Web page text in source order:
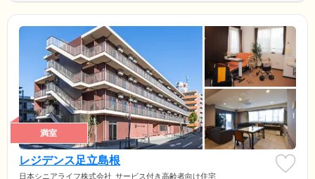
満室
レジデンス足立島根
日本シニアライフ株式会社 サービス付き高齢者向け住宅